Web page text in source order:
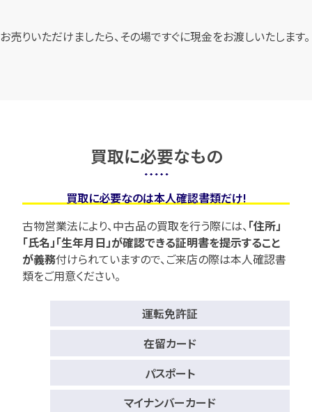
お売りいただけましたら、その場ですぐに現金をお渡しいたします。
買取に必要なもの
買取に必要なのは本人確認書類だけ!
古物営業法により、中古品の買取を行う際には、「住所」
「氏名」「生年月日」が確認できる証明書を提示すること
が義務付けられていますので、ご来店の際は本人確認書
類をご用意ください。
運転免許証
在留カード
パスポート
マイナンバーカード